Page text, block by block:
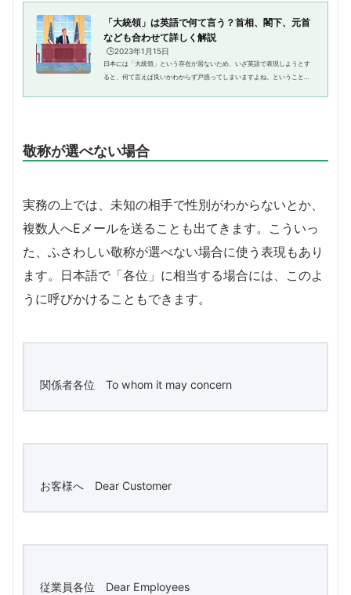
「大統領」は英語で何て言う？首相、閣下、元首
なども合わせて詳しく解説
🕒️2023年1月15日
日本には「大統領」という存在が居ないため、いざ英語で表現しようとす
ると、何て言えば良いかわからず戸惑ってしまいますよね。ということ
敬称が選べない場合
実務の上では、未知の相手で性別がわからないとか、
複数人へEメールを送ることも出てきます。こういっ
た、ふさわしい敬称が選べない場合に使う表現もあり
ます。日本語で「各位」に相当する場合には、このよ
うに呼びかけることもできます。
関係者各位 To whom it may concern
お客様へ Dear Customer
従業員各位 Dear Employees